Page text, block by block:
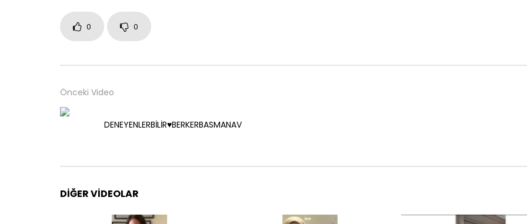
0 0
Önceki Video
DENEYENLERBİLİR♥️BERKERBASMANAV
DIĞER VIDEOLAR